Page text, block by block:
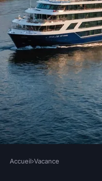
Accueil›Vacance